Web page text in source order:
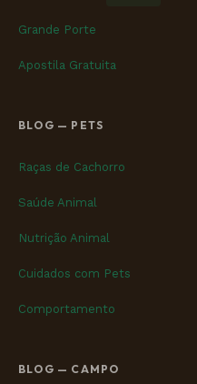
Grande Porte
Apostila Gratuita
BLOG — PETS
Raças de Cachorro
Saúde Animal
Nutrição Animal
Cuidados com Pets
Comportamento
BLOG — CAMPO